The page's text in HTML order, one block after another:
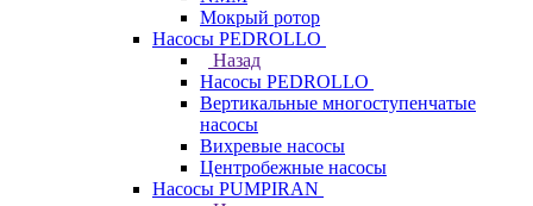
Мокрый ротор
Насосы PEDROLLO
Назад
Насосы PEDROLLO
Вертикальные многоступенчатые
насосы
Вихревые насосы
Центробежные насосы
Насосы PUMPIRAN